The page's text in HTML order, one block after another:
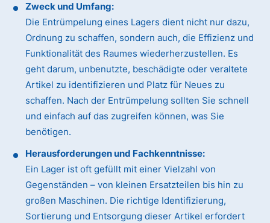
Zweck und Umfang:
Die Entrümpelung eines Lagers dient nicht nur dazu,
Ordnung zu schaffen, sondern auch, die Effizienz und
Funktionalität des Raumes wiederherzustellen. Es
geht darum, unbenutzte, beschädigte oder veraltete
Artikel zu identifizieren und Platz für Neues zu
schaffen. Nach der Entrümpelung sollten Sie schnell
und einfach auf das zugreifen können, was Sie
benötigen.
Herausforderungen und Fachkenntnisse:
Ein Lager ist oft gefüllt mit einer Vielzahl von
Gegenständen – von kleinen Ersatzteilen bis hin zu
großen Maschinen. Die richtige Identifizierung,
Sortierung und Entsorgung dieser Artikel erfordert